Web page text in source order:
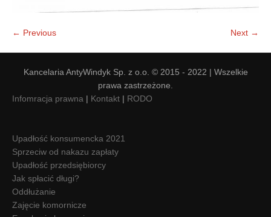
← Previous Next →
Kancelaria AntyWindyk Sp. z o.o. © 2015 - 2022 | Wszelkie
prawa zastrzeżone.
Infomracja prawna | Kontakt | RODO
Upadłość konsumencka 2021
Sprzeciw od nakazu zapłaty
Upadłość przedsiębiorcy
Jak spłacić długi?
Oddłużanie
Zajęcie komornicze